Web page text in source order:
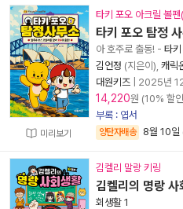
미리보기
타키 포오 아크릴 볼펜
타키 포오 탐정
아 호주로 출동! - 타
김언정 (지은이), 캐릭
대원키즈
2025년
14,220원 (10% 할
부록 : 엽서
양탄자배송 8월 10일
김켈리 말랑 키링
김켈리의 명랑 사
회생활 1